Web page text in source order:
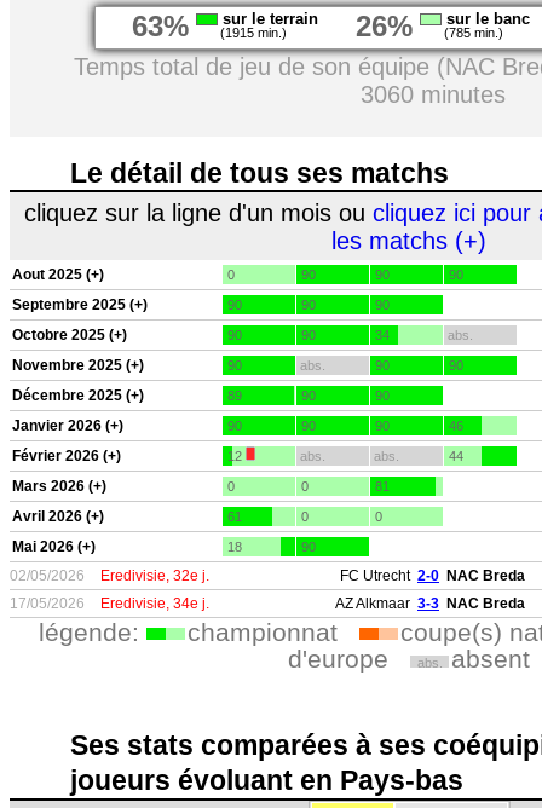
63% sur le terrain
(1915 min.) 26% sur le banc
(785 min.)
Temps total de jeu de son équipe (NAC
3060 minutes
Le détail de tous ses matchs
cliquez sur la ligne d'un mois ou cliquez ici pour
les matchs (+)
Aout 2025 (+) 0 90 90 90
Septembre 2025 (+) 90 90 90
Octobre 2025 (+) 90 90 34 abs.
Novembre 2025 (+) 90 abs. 90 90
Décembre 2025 (+) 89 90 90
Janvier 2026 (+) 90 90 90 46
Février 2026 (+) 12 abs. abs. 44
Mars 2026 (+) 0 0 81
Avril 2026 (+) 61 0 0
Mai 2026 (+) 18 90
02/05/2026 Eredivisie, 32e j. FC Utrecht 2-0 NAC Breda
17/05/2026
Eredivisie, 34e j. AZ Alkmaar 3-3 NAC Breda
légende: championnat
coupe(s)
d'europe
abs. absent
Ses stats comparées à ses
joueurs évoluant en Pays-bas